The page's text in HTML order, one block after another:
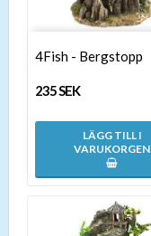
4Fish - Bergstopp
235 SEK
LÄGG TILL I
VARUKORGEN